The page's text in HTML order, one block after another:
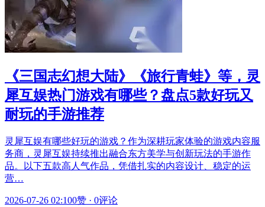
《三国志幻想大陆》《旅行青蛙》等，灵
犀互娱热门游戏有哪些？盘点5款好玩又
耐玩的手游推荐
灵犀互娱有哪些好玩的游戏？作为深耕玩家体验的游戏内容服
务商，灵犀互娱持续推出融合东方美学与创新玩法的手游作
品。以下五款高人气作品，凭借扎实的内容设计、稳定的运
营…
2026-07-26 02:100赞 · 0评论